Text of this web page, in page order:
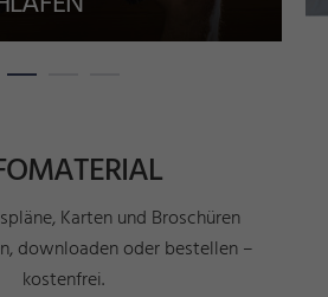
Karten und Broschüren
downloaden oder bestellen –
kostenfrei.